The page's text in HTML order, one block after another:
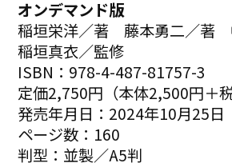
オンデマンド版
稲垣栄洋／著 藤本勇二／著
稲垣真衣／監修
ISBN：978-4-487-81757-3
定価2,750円（本体2,500円＋
発売年月日：2024年10月25日
ページ数：160
判型：並製／A5判